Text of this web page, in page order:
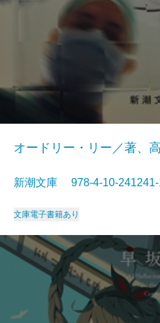
オードリー・リー／著、
新潮文庫 978-4-10-
文庫電子書籍あり